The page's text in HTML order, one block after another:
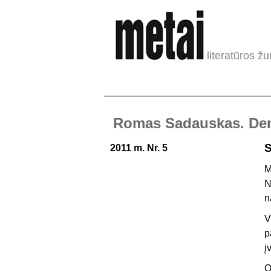
literatūros
Romas Sadauskas.
2011 m. Nr. 5